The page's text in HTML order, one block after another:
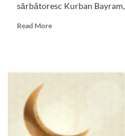
sărbătoresc Kurban
Read MoreRead